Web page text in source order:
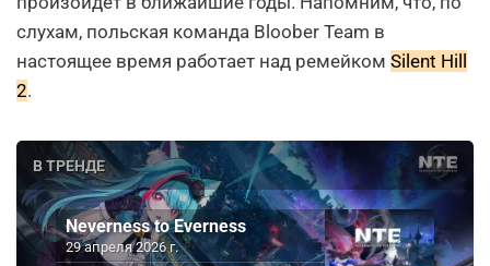
слухам, польская команда Bloober Team в
настоящее время работает над ремейком Silent Hill
2.
В ТРЕНДЕ
Neverness to Everness
29 апреля 2026 г.